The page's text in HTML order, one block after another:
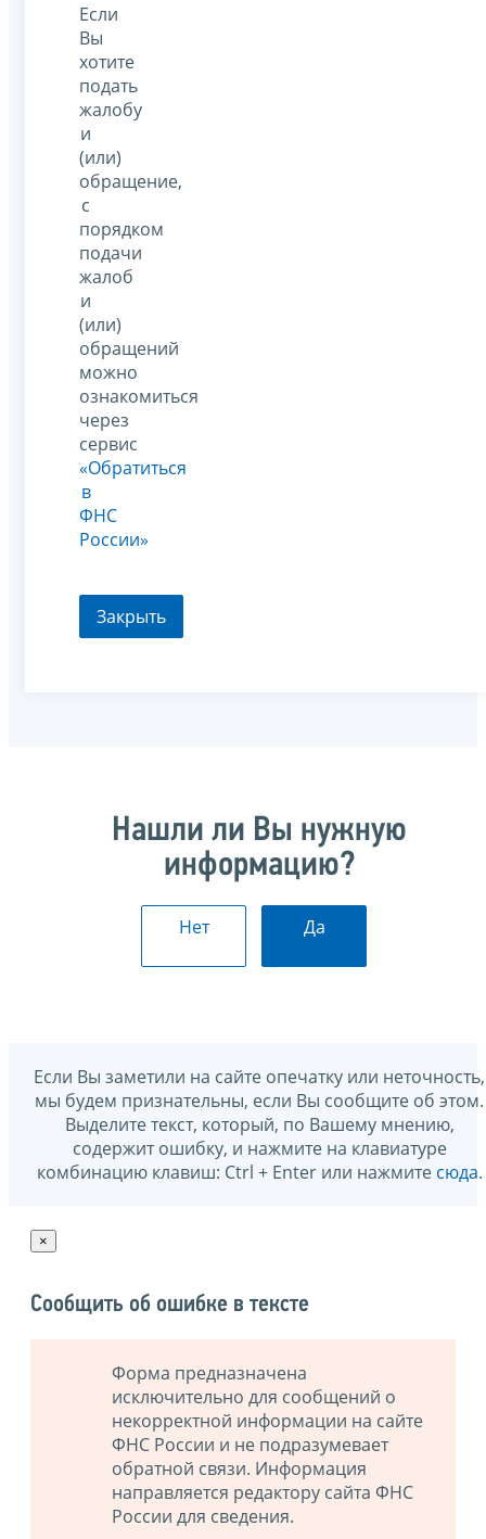
Если
Вы
хотите
подать
жалобу
и
(или)
обращение,
с
порядком
подачи
жалоб
и
(или)
обращений
можно
ознакомиться
через
сервис
«Обратиться
в
ФНС
России»
Закрыть
Нашли ли Вы нужную
информацию?
Нет Да
Если Вы заметили на сайте опечатку или неточность,
мы будем признательны, если Вы сообщите об этом.
Выделите текст, который, по Вашему мнению,
содержит ошибку, и нажмите на клавиатуре
комбинацию клавиш: Ctrl + Enter или нажмите сюда.
×
Сообщить об ошибке в тексте
Форма предназначена
исключительно для сообщений о
некорректной информации на сайте
ФНС России и не подразумевает
обратной связи. Информация
направляется редактору сайта ФНС
России для сведения.